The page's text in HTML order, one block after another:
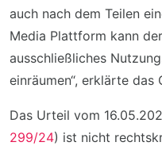
auch nach dem Teilen
Media Plattform kann
ausschließliches
einräumen“, erklärte das
Das Urteil vom
299/24) ist nicht